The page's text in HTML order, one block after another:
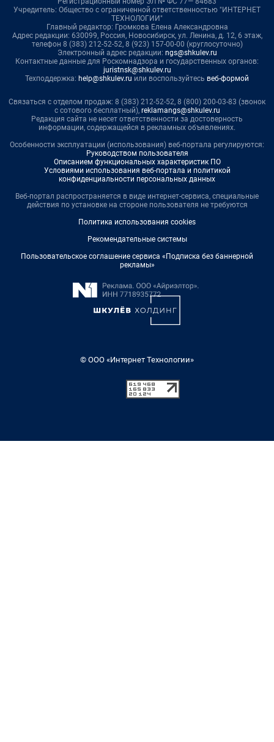
Учредитель: Общество с ограниченной ответственностью "ИНТЕРНЕТ
ТЕХНОЛОГИИ"
Главный редактор: Громкова Елена Александровна
Адрес редакции: 630099, Россия, Новосибирск, ул. Ленина, д. 12, 6 этаж,
телефон 8 (383) 212-52-52, 8 (923) 157-00-00 (круглосуточно)
Электронный адрес редакции: ngs@shkulev.ru
Контактные данные для Роскомнадзора и государственных органов:
juristnsk@shkulev.ru
Техподдержка: help@shkulev.ru или воспользуйтесь веб-формой
Связаться с отделом продаж: 8 (383) 212-52-52, 8 (800) 200-03-83 (звонок
с сотового бесплатный), reklamangs@shkulev.ru
Редакция сайта не несет ответственности за достоверность
информации, содержащейся в рекламных объявлениях.
Особенности эксплуатации (использования) веб-портала регулируются:
Руководством пользователя
Описанием функциональных характеристик ПО
Условиями использования веб-портала и политикой
конфиденциальности персональных данных
Веб-портал распространяется в виде интернет-сервиса, специальные
действия по установке на стороне пользователя не требуются
Политика использования cookies
Рекомендательные системы
Пользовательское соглашение сервиса «Подписка без баннерной
рекламы»
© ООО «Интернет Технологии»